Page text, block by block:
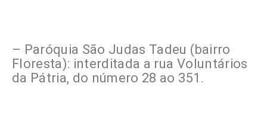
– Paróquia São Judas Tadeu (bairro
Floresta): interditada a rua Voluntários
da Pátria, do número 28 ao 351.